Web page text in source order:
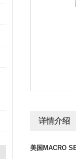
详情介绍
美国MACRO